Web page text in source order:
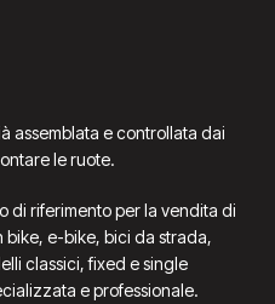
assemblata e controllata dai
le ruote.
di riferimento per la vendita di
e-bike, bici da strada,
classici, fixed e single
e professionale.